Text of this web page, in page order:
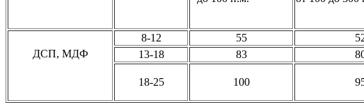
ДСП, МДФ
8-12 55
13-18
83
18-25 100